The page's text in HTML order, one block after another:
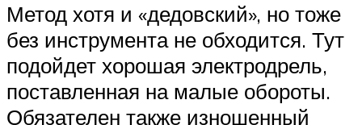
Метод хотя и «дедовский», но тоже
без инструмента не обходится. Тут
подойдет хорошая электродрель,
поставленная на малые обороты.
Обязателен также изношенный